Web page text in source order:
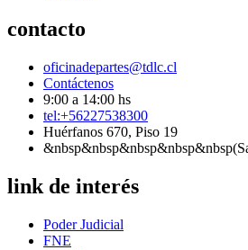
contacto
oficinadepartes@tdlc.cl
Contáctenos
9:00 a 14:00 hs
tel:+56227538300
Huérfanos 670, Piso 19
link de interés
Poder Judicial
FNE